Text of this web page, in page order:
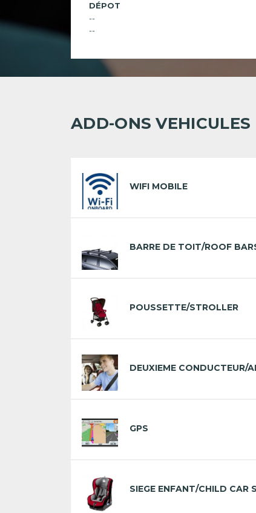
DÉPOT
--
--
ADD-ONS VEHICULES
WIFI MOBILE
BARRE DE TOIT/ROOF
POUSSETTE/STROLLER
DEUXIEME CONDUCTEUR/
GPS
SIEGE ENFANT/CHILD CAR